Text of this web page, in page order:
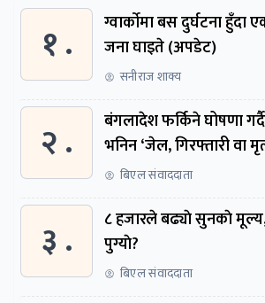
१ .
ग्वार्काेमा बस दुर्घटना
जना घाइते (अपडेट)
सनीराज शाक्य
२ .
बंगलादेश फर्किने घोषणा
भनिन ‘जेल, गिरफ्तारी वा
बिएल संवाददाता
३ .
८ हजारले बढ्याे सुनकाे
पुग्याे?
बिएल संवाददाता